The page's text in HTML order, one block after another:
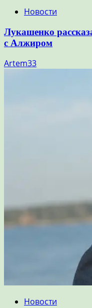
Новости
Лукашенко
с Алжиром
Artem33
Новости